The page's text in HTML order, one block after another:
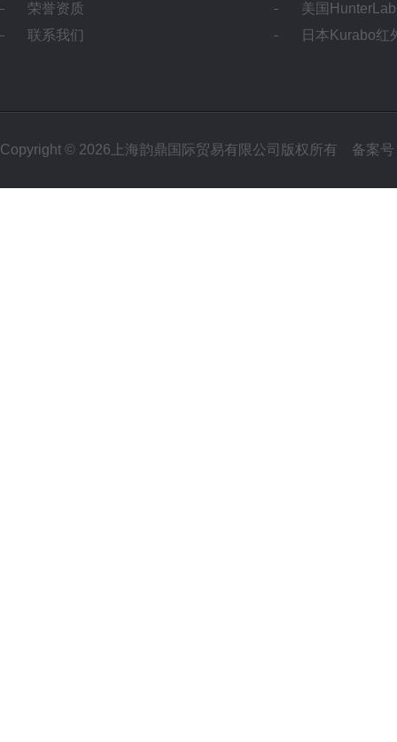
荣誉资质
联系我们
美国
日本Kurabo红
Copyright © 2026上海韵鼎国际贸易有限公司版权所有 备案